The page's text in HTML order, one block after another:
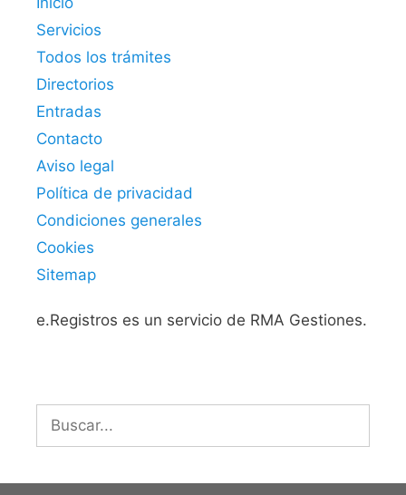
Servicios
Todos los trámites
Directorios
Entradas
Contacto
Aviso legal
Política de privacidad
Condiciones generales
Cookies
Sitemap
e.Registros es un servicio de RMA Gestiones.
Buscar: